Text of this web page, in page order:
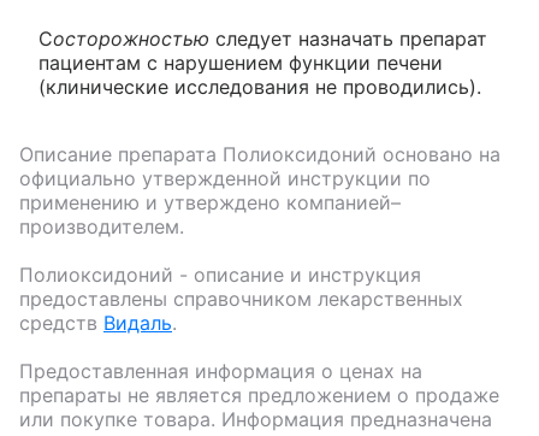
Состорожностью следует назначать препарат
пациентам с нарушением функции печени
(клинические исследования не проводились).
Описание препарата Полиоксидоний основано на
официально утвержденной инструкции по
применению и утверждено компанией–
производителем.
Полиоксидоний - описание и инструкция
предоставлены справочником лекарственных
средств Видаль.
Предоставленная информация о ценах на
препараты не является предложением о продаже
или покупке товара. Информация предназначена